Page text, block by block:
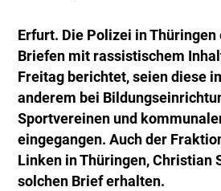
Erfurt. Die Polizei in
Briefen mit rassistischem
Freitag berichtet, seien diese
anderem bei
Sportvereinen und
eingegangen. Auch der
Linken in Thüringen, Christian
solchen Brief erhalten.